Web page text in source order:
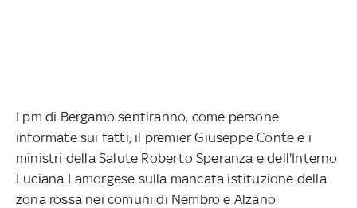
I pm di Bergamo sentiranno, come persone
informate sui fatti, il premier Giuseppe Conte e i
ministri della Salute Roberto Speranza e dell'Interno
Luciana Lamorgese sulla mancata istituzione della
zona rossa nei comuni di Nembro e Alzano